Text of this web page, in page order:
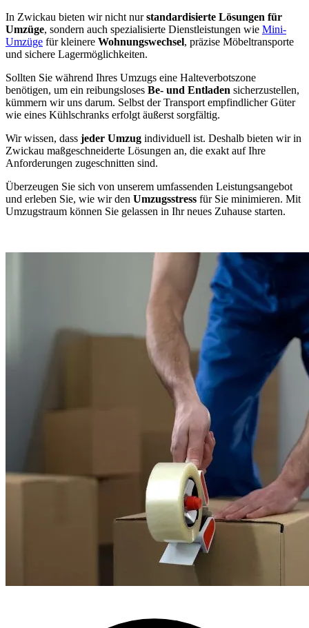
In Zwickau bieten wir nicht nurstandardisierte Lösungen für
Umzüge, sondern auch spezialisierte Dienstleistungen wie Mini-
Umzüge für kleinere Wohnungswechsel, präzise Möbeltransporte
und sichere Lagermöglichkeiten.
Sollten Sie während Ihres Umzugs eine Halteverbotszone
benötigen, um ein reibungsloses Be- und Entladen sicherzustellen,
kümmern wir uns darum. Selbst der Transport empfindlicher Güter
wie eines Kühlschranks erfolgt äußerst sorgfältig.
Wir wissen, dass jeder Umzug individuell ist. Deshalb bieten wir in
Zwickau maßgeschneiderte Lösungen an, die exakt auf Ihre
Anforderungen zugeschnitten sind.
Überzeugen Sie sich von unserem umfassenden Leistungsangebot
und erleben Sie, wie wir den Umzugsstress für Sie minimieren. Mit
Umzugstraum können Sie gelassen in Ihr neues Zuhause starten.